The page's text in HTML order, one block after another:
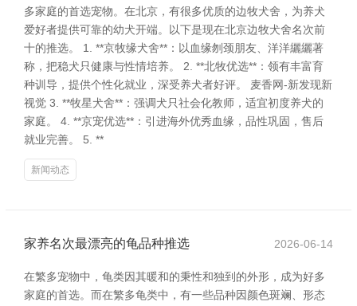
多家庭的首选宠物。在北京，有很多优质的边牧犬舍，为养犬
爱好者提供可靠的幼犬开端。以下是现在北京边牧犬舍名次前
十的推选。 1. **京牧缘犬舍**：以血缘刎颈朋友、洋洋纚纚著
称，把稳犬只健康与性情培养。 2. **北牧优选**：领有丰富育
种训导，提供个性化就业，深受养犬者好评。 麦香网-新发现新
视觉 3. **牧星犬舍**：强调犬只社会化教师，适宜初度养犬的
家庭。 4. **京宠优选**：引进海外优秀血缘，品性巩固，售后
就业完善。 5. **
新闻动态
家养名次最漂亮的龟品种推选 2026-06-14
在繁多宠物中，龟类因其暖和的秉性和独到的外形，成为好多
家庭的首选。而在繁多龟类中，有一些品种因颜色斑斓、形态